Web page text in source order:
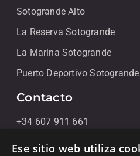
Sotogrande Alto
La Reserva Sotogrande
La Marina Sotogrande
Puerto Deportivo Sotogrande
Contacto
+34 607 911 661
+34 856 091 709
Ese sitio web utiliza